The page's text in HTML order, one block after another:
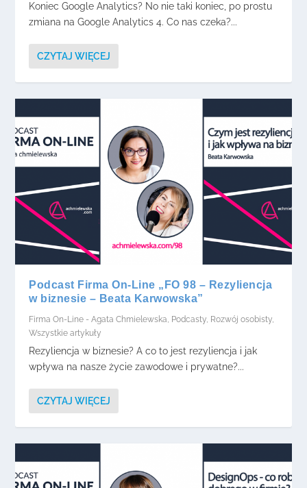
Koniec Google Analytics? No nie taki koniec, po prostu
zmiana na Google Analytics 4. Co nas czeka?...
CZYTAJ WIĘCEJ
Podcast Firma On-Line „FO 98 – Rezyliencja
w biznesie – Beata Karwowska”
Firma On-Line - Agata Chmielewska, Podcasty, Rozwój osobisty,
Wszystkie artykuły
Rezyliencja w biznesie? A co to jest rezyliencja i jak
wpływa na nasze życie zawodowe i prywatne?...
CZYTAJ WIĘCEJ